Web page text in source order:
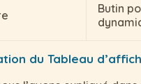
Butin
du Tableau